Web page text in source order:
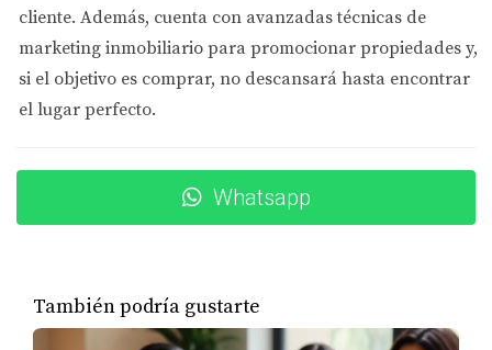
generalmente recuperas el depósito. Si cancelas fuera de
estos términos, puedes perderlo.
Importancia de las cláusulas contractuales
para conservar o recuperar el earnest money, así como
los plazos para ejercer esos derechos.
Caso 1: Recuperación del depósito tras
inspección negativa
cliente. Además, cuenta con avanzadas técnicas de
marketing inmobiliario para promocionar propiedades y,
si el objetivo es comprar, no descansará hasta encontrar
el lugar perfecto.
Whatsapp
También podría gustarte